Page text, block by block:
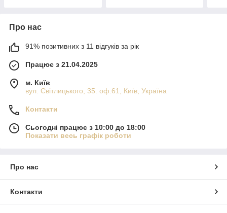
Про нас
91% позитивних з 11 відгуків за рік
Працює з 21.04.2025
м. Київ
вул. Світлицького, 35. оф.61, Київ, Україна
Контакти
Сьогодні працює з 10:00 до 18:00
Показати весь графік роботи
Про нас
Контакти